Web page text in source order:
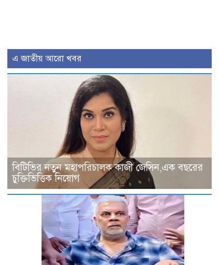
এ জাতীয় আরো খবর
বিটিভির নতুন মহাপরিচালক কাজী জেসিন,এক বছরের
চুক্তিভিত্তিক নিয়োগ